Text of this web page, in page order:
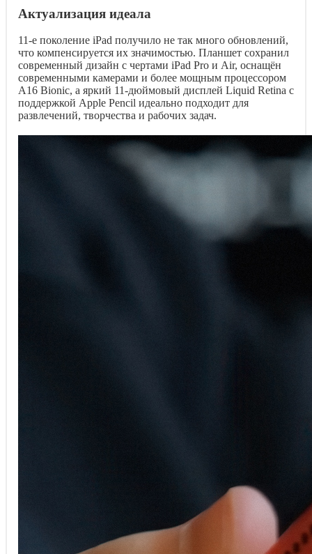
Актуализация идеала
11-е поколение iPad получило не так много обновлений,
что компенсируется их значимостью. Планшет сохранил
современный дизайн с чертами iPad Pro и Air, оснащён
современными камерами и более мощным процессором
A16 Bionic, а яркий 11-дюймовый дисплей Liquid Retina с
поддержкой Apple Pencil идеально подходит для
развлечений, творчества и рабочих задач.